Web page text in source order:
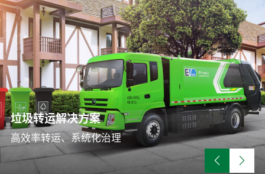
新能源技术解决方案
成本零添加、作业零排放。
保洁联合作业解决方案
全面、实时、透明掌握所辖区域环卫作业情况，环卫管
理科学、规范、高效。
垃圾转运解决方案
高效率转运、系统化治理